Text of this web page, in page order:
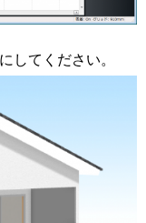
してください。